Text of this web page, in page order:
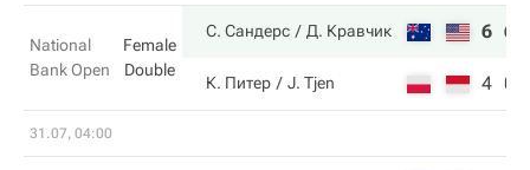
National
Bank Open
Female
Double
С. Сандерс Д. Кравчик 6 6
К. Питер J. Tjen 4 0
31.07, 04:00